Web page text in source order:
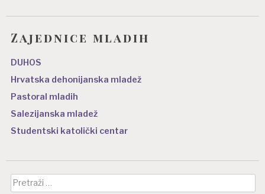
Zajednice mladih
DUHOS
Hrvatska dehonijanska mladež
Pastoral mladih
Salezijanska mladež
Studentski katolički centar
Pretraži: